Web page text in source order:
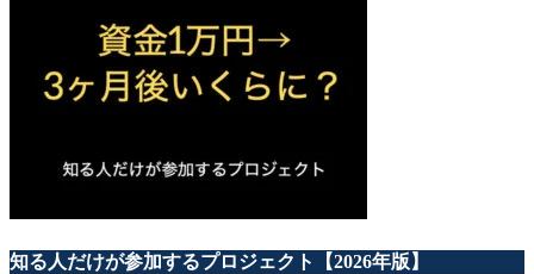
知る人だけが参加するプロジェクト【2026年版】